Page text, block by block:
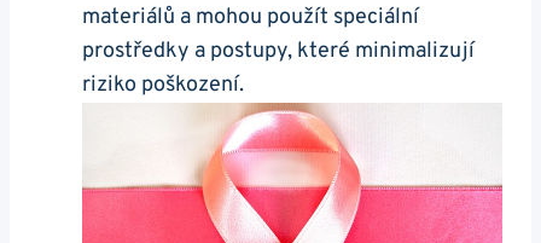
materiálů a mohou použít speciální
prostředky a postupy, které minimalizují
riziko poškození.